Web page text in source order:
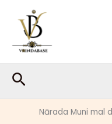
contenido
Buscar
Nārada Muni mal